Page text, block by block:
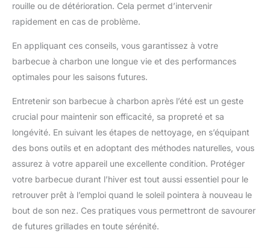
rouille ou de détérioration. Cela permet d’intervenir
rapidement en cas de problème.
En appliquant ces conseils, vous garantissez à votre
barbecue à charbon une longue vie et des performances
optimales pour les saisons futures.
Entretenir son barbecue à charbon après l’été est un geste
crucial pour maintenir son efficacité, sa propreté et sa
longévité. En suivant les étapes de nettoyage, en s’équipant
des bons outils et en adoptant des méthodes naturelles, vous
assurez à votre appareil une excellente condition. Protéger
votre barbecue durant l’hiver est tout aussi essentiel pour le
retrouver prêt à l’emploi quand le soleil pointera à nouveau le
bout de son nez. Ces pratiques vous permettront de savourer
de futures grillades en toute sérénité.